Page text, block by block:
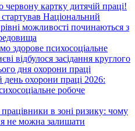
картку дитячій праці!
Національний
можливості починаються з
здорове психосоціальне
відбулося засідання круглого
дня охорони праці
день охорони праці 2026:
робоче
в зоні ризику: чому
не можна залишати